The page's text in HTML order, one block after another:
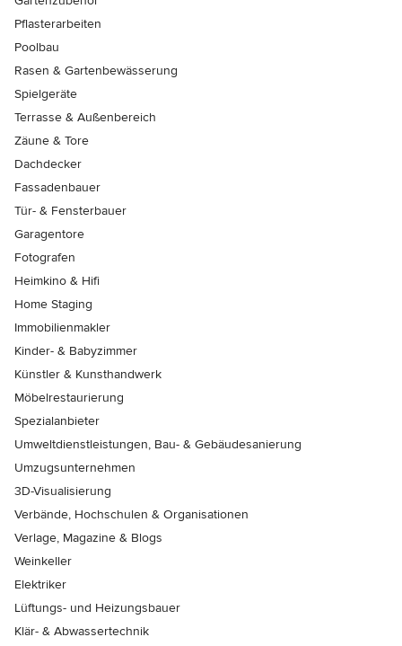
Pflasterarbeiten
Poolbau
Rasen & Gartenbewässerung
Spielgeräte
Terrasse & Außenbereich
Zäune & Tore
Dachdecker
Fassadenbauer
Tür- & Fensterbauer
Garagentore
Fotografen
Heimkino & Hifi
Home Staging
Immobilienmakler
Kinder- & Babyzimmer
Künstler & Kunsthandwerk
Möbelrestaurierung
Spezialanbieter
Umweltdienstleistungen, Bau- & Gebäudesanierung
Umzugsunternehmen
3D-Visualisierung
Verbände, Hochschulen & Organisationen
Verlage, Magazine & Blogs
Weinkeller
Elektriker
Lüftungs- und Heizungsbauer
Klär- & Abwassertechnik